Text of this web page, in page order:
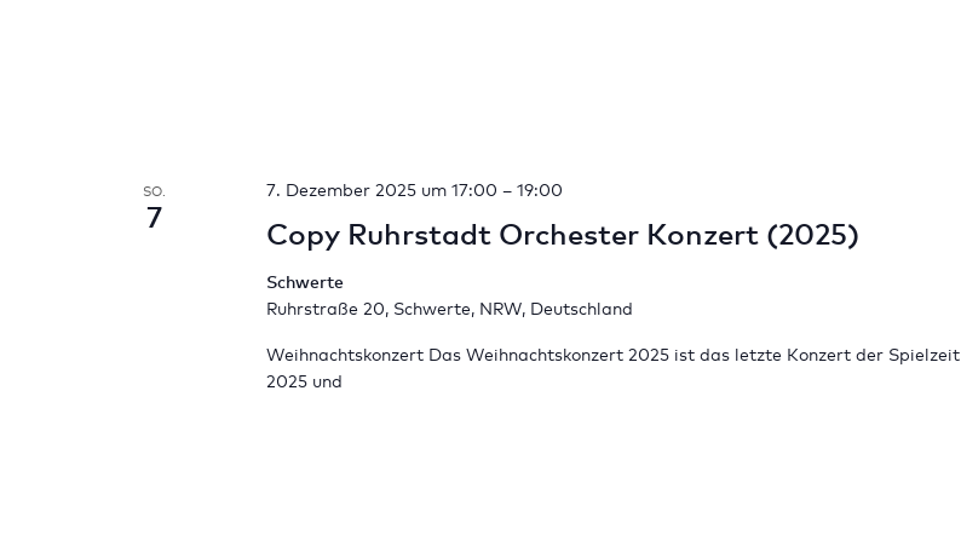
SO.
7 Copy Ruhrstadt Orchester Konzert (2025)
7. Dezember 2025 um 17:00 – 19:00
Schwerte
Ruhrstraße 20, Schwerte, NRW, Deutschland
Weihnachtskonzert Das Weihnachtskonzert 2025 ist das letzte Konzert der Spielzeit
2025 und